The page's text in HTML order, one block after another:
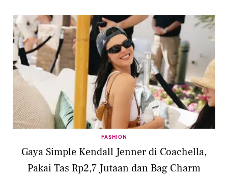
FASHION
Gaya Simple Kendall Jenner di Coachella,
Pakai Tas Rp2,7 Jutaan dan Bag Charm